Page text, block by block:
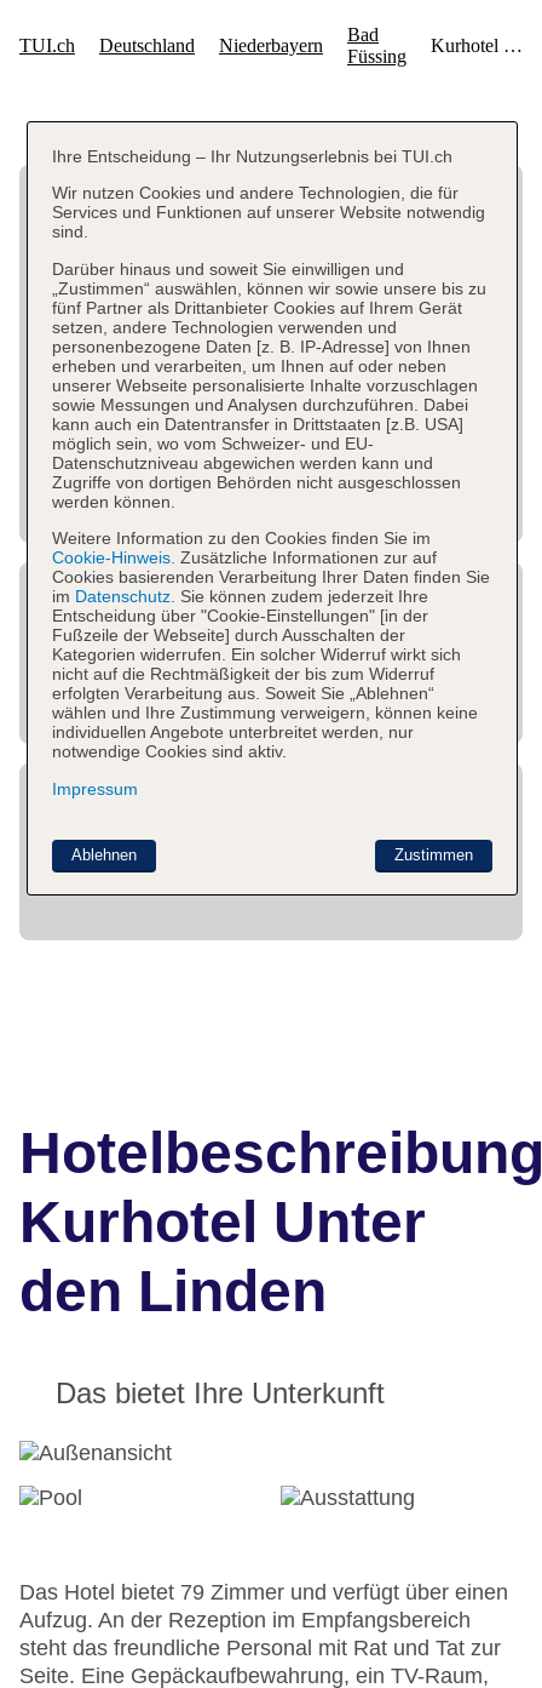
Kurhotel Unter
den Linden
Das bietet Ihre Unterkunft
Das Hotel bietet 79 Zimmer und verfügt über einen
Aufzug. An der Rezeption im Empfangsbereich
steht das freundliche Personal mit Rat und Tat zur
Seite. Eine Gepäckaufbewahrung, ein TV-Raum,
Ihre Entscheidung – Ihr Nutzungserlebnis bei TUI.ch
Wir nutzen Cookies und andere Technologien, die für
Services und Funktionen auf unserer Website notwendig
sind.
Darüber hinaus und soweit Sie einwilligen und
„Zustimmen“ auswählen, können wir sowie unsere bis zu
fünf Partner als Drittanbieter Cookies auf Ihrem Gerät
setzen, andere Technologien verwenden und
personenbezogene Daten [z. B. IP-Adresse] von Ihnen
erheben und verarbeiten, um Ihnen auf oder neben
unserer Webseite personalisierte Inhalte vorzuschlagen
sowie Messungen und Analysen durchzuführen. Dabei
kann auch ein Datentransfer in Drittstaaten [z.B. USA]
möglich sein, wo vom Schweizer- und EU-
Datenschutzniveau abgewichen werden kann und
Zugriffe von dortigen Behörden nicht ausgeschlossen
werden können.
Weitere Information zu den Cookies finden Sie im
Cookie-Hinweis. Zusätzliche Informationen zur auf
Cookies basierenden Verarbeitung Ihrer Daten finden Sie
im Datenschutz. Sie können zudem jederzeit Ihre
Entscheidung über "Cookie-Einstellungen" [in der
Fußzeile der Webseite] durch Ausschalten der
Kategorien widerrufen. Ein solcher Widerruf wirkt sich
nicht auf die Rechtmäßigkeit der bis zum Widerruf
erfolgten Verarbeitung aus. Soweit Sie „Ablehnen“
wählen und Ihre Zustimmung verweigern, können keine
individuellen Angebote unterbreitet werden, nur
notwendige Cookies sind aktiv.
Impressum
Zustimmen
Ablehnen